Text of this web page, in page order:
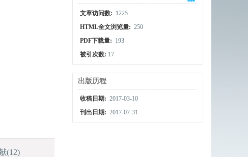
(12)
文章访问数: 1225
HTML全文浏览量: 250
PDF下载量: 193
被引次数: 17
出版历程
收稿日期: 2017-03-10
刊出日期: 2017-07-31